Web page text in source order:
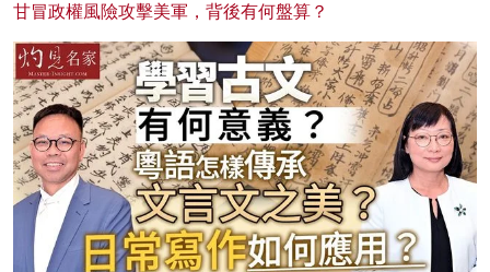
甘冒政權風險攻擊美軍，背後有何盤算？